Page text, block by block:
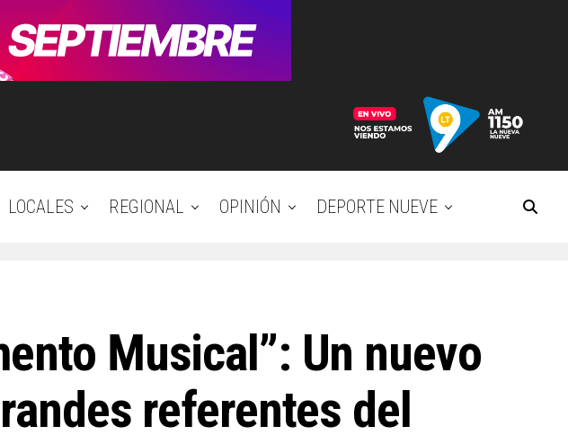
LOCALES REGIONAL OPINIÓN DEPORTE NUEVE
Musical”: Un nuevo
referentes del